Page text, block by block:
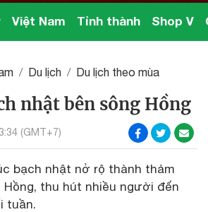
Việt Nam Tỉnh thành Shop V
Du lịch Du lịch theo mùa
nhật bên sông Hồng
(GMT+7)
bạch nhật nở rộ thành thảm
Hồng, thu hút nhiều người đến
tuần.